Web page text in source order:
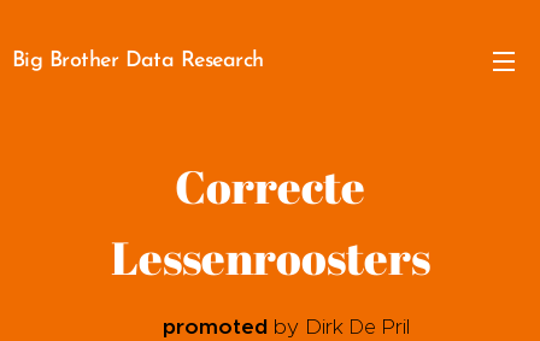
Big Brother Data Research
Correcte
Lessenroosters
promoted by Dirk De Pril